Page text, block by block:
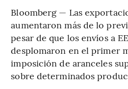
Bloomberg — Las
aumentaron más de lo
pesar de que los envíos a
desplomaron en el primer
imposición de aranceles
sobre determinados